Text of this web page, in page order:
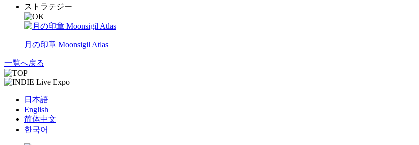
ストラテジー
月の印章 Moonsigil Atlas
一覧へ戻る
日本語
English
简体中文
한국어